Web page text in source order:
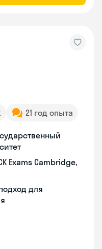
21 год опыта
Exams Cambridge,
для